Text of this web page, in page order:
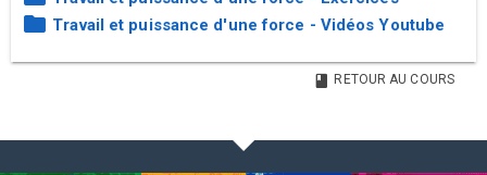
Travail et puissance d'une force - Vidéos Youtube
RETOUR AU COURS